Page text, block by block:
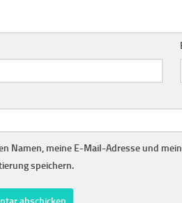
Namen, meine E-Mail-Adresse und
speichern.